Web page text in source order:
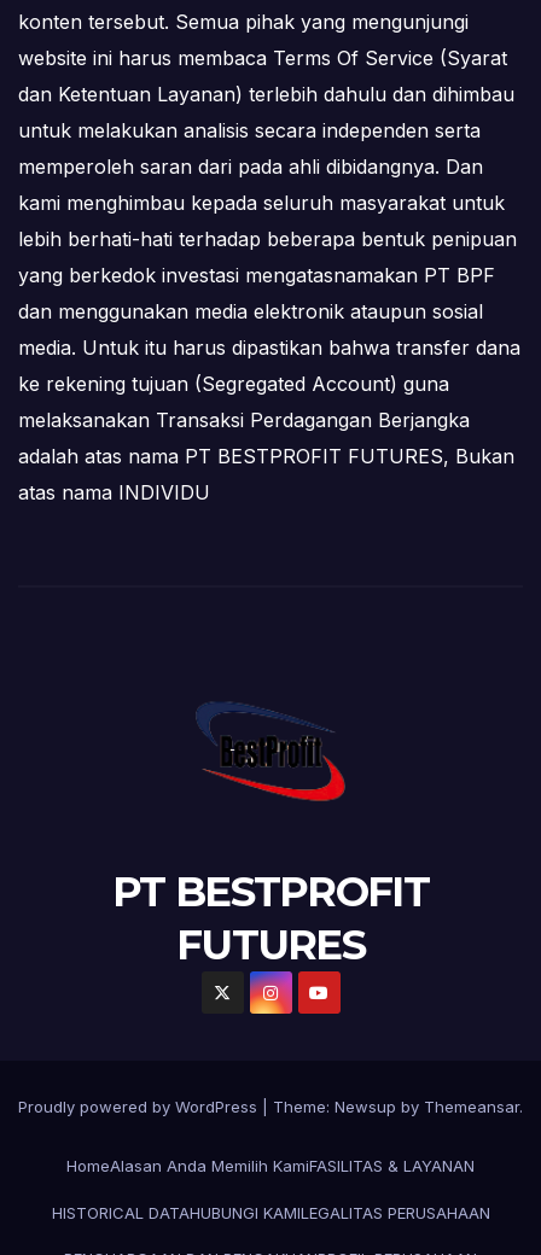
konten tersebut. Semua pihak yang mengunjungi
website ini harus membaca Terms Of Service (Syarat
dan Ketentuan Layanan) terlebih dahulu dan dihimbau
untuk melakukan analisis secara independen serta
memperoleh saran dari pada ahli dibidangnya. Dan
kami menghimbau kepada seluruh masyarakat untuk
lebih berhati-hati terhadap beberapa bentuk penipuan
yang berkedok investasi mengatasnamakan PT BPF
dan menggunakan media elektronik ataupun sosial
media. Untuk itu harus dipastikan bahwa transfer dana
ke rekening tujuan (Segregated Account) guna
melaksanakan Transaksi Perdagangan Berjangka
adalah atas nama PT BESTPROFIT FUTURES, Bukan
atas nama INDIVIDU
PT BESTPROFIT
FUTURES
Proudly powered by WordPress Theme: Newsup by Themeansar.
HomeAlasan Anda Memilih KamiFASILITAS & LAYANAN
HISTORICAL DATAHUBUNGI KAMILEGALITAS PERUSAHAAN